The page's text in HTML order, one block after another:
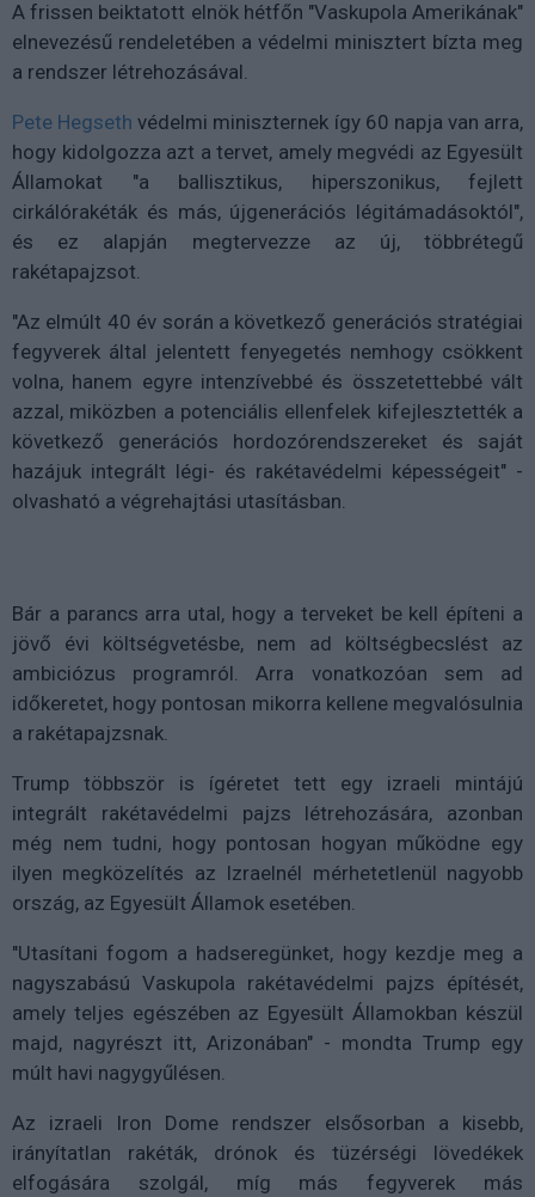
A frissen beiktatott elnök hétfőn "Vaskupola Amerikának"
elnevezésű rendeletében a védelmi minisztert bízta meg
a rendszer létrehozásával.
Pete Hegseth védelmi miniszternek így 60 napja van arra,
hogy kidolgozza azt a tervet, amely megvédi az Egyesült
Államokat "a ballisztikus, hiperszonikus, fejlett
cirkálórakéták és más, újgenerációs légitámadásoktól",
és ez alapján megtervezze az új, többrétegű
rakétapajzsot.
"Az elmúlt 40 év során a következő generációs stratégiai
fegyverek által jelentett fenyegetés nemhogy csökkent
volna, hanem egyre intenzívebbé és összetettebbé vált
azzal, miközben a potenciális ellenfelek kifejlesztették a
következő generációs hordozórendszereket és saját
hazájuk integrált légi- és rakétavédelmi képességeit" -
olvasható a végrehajtási utasításban.
Bár a parancs arra utal, hogy a terveket be kell építeni a
jövő évi költségvetésbe, nem ad költségbecslést az
ambiciózus programról. Arra vonatkozóan sem ad
időkeretet, hogy pontosan mikorra kellene megvalósulnia
a rakétapajzsnak.
Trump többször is ígéretet tett egy izraeli mintájú
integrált rakétavédelmi pajzs létrehozására, azonban
még nem tudni, hogy pontosan hogyan működne egy
ilyen megközelítés az Izraelnél mérhetetlenül nagyobb
ország, az Egyesült Államok esetében.
"Utasítani fogom a hadseregünket, hogy kezdje meg a
nagyszabású Vaskupola rakétavédelmi pajzs építését,
amely teljes egészében az Egyesült Államokban készül
majd, nagyrészt itt, Arizonában" - mondta Trump egy
múlt havi nagygyűlésen.
Az izraeli Iron Dome rendszer elsősorban a kisebb,
irányítatlan rakéták, drónok és tüzérségi lövedékek
elfogására szolgál, míg más fegyverek más